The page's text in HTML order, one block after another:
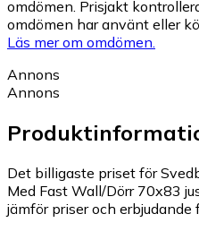
omdömen. Prisjakt
omdömen har använt eller
Läs mer om omdömen.
Annons
Annons
Det billigaste priset för
Med Fast Wall/Dörr 70x83
jämför priser och erbjudande